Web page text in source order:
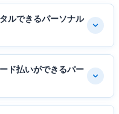
ルできるパーソナル
ド払いができるパー